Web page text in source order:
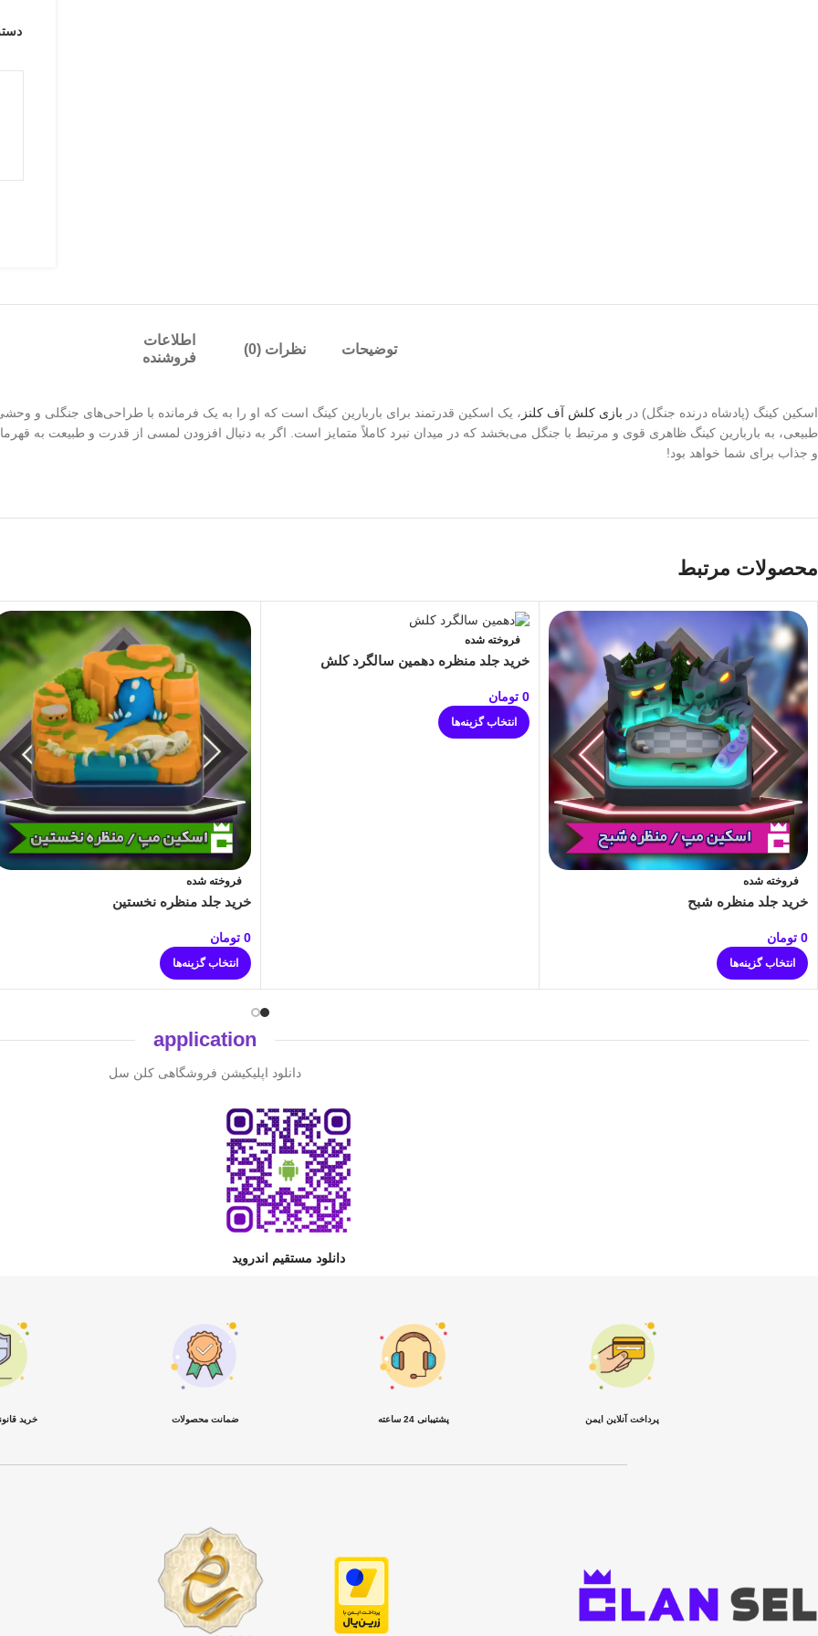
توضیحات نظرات (0)
اطلاعات
فروشنده
اسکین کینگ (پادشاه درنده جنگل) در بازی کلش آف کلنز ، یک اسکین قدرتمند برای باربارین کینگ است که او را به یک فرمانده با طراحی‌های جنگلی و
طبیعی، به باربارین کینگ ظاهری قوی و مرتبط با جنگل می‌بخشد که در میدان نبرد کاملاً متمایز است. اگر به دنبال افزودن لمسی از قدرت و طبیعت به
و جذاب برای شما خواهد بود!
محصولات مرتبط
فروخته شده
خرید جلد منظره شبح
0 تومان
انتخاب گزینه‌ها
فروخته شده
خرید جلد منظره دهمین سالگرد کلش
0 تومان
انتخاب گزینه‌ها
فروخته شده
خرید جلد منظره نخستین
0 تومان
انتخاب گزینه‌ها
application
دانلود اپلیکیشن فروشگاهی کلن سل
دانلود مستقیم اندروید
پرداخت آنلاین ایمن پشتیبانی 24 ساعته ضمانت محصولات خرید